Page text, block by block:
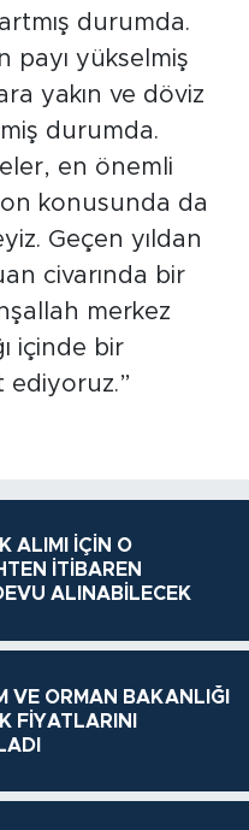
durumda.
payı yükselmiş
yakın ve döviz
durumda.
en önemli
konusunda da
Geçen yıldan
civarında bir
merkez
içinde bir
ediyoruz.”
ALIMI İÇİN O
İTİBAREN
ALINABİLECEK
VE ORMAN BAKANLIĞI
FİYATLARINI